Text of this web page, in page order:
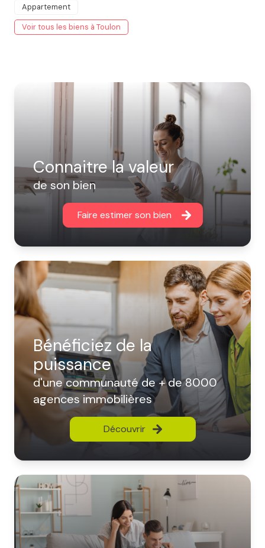
Appartement
Voir tous les biens à Toulon
Connaitre la valeur
de son bien
Faire estimer son bien
Bénéficiez de la
puissance
d'une communauté de + de 8000
agences immobilières
Découvrir